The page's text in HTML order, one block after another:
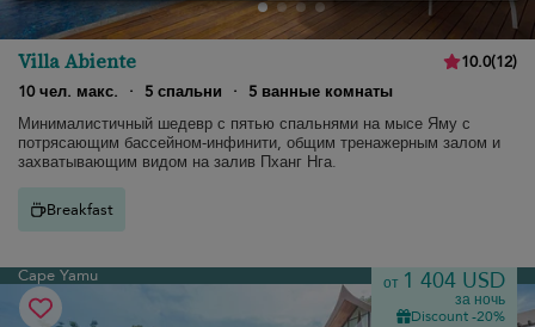
Villa Abiente 10.0(12)
10 чел. макс.
· 5 спальни ·
5 ванные комнаты
Минималистичный шедевр с пятью спальнями на мысе Яму с
потрясающим бассейном-инфинити, общим тренажерным залом и
захватывающим видом на залив Пханг Нга.
Breakfast
Cape Yamu от 1 404 USD
за ночь
Discount -20%